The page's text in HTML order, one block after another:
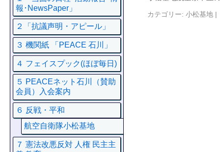
カテゴリー: 小松基地 |
報･NewsPaper」
２「抗議声明・アピール」
３ 機関紙 「PEACE 石川」
４ フェイスプック(ほぼ毎日)
５ PEACEネット石川（賛助
会員）入会案内
６ 反戦・平和
航空自衛隊小松基地
７ 憲法改悪反対 人権 民主主